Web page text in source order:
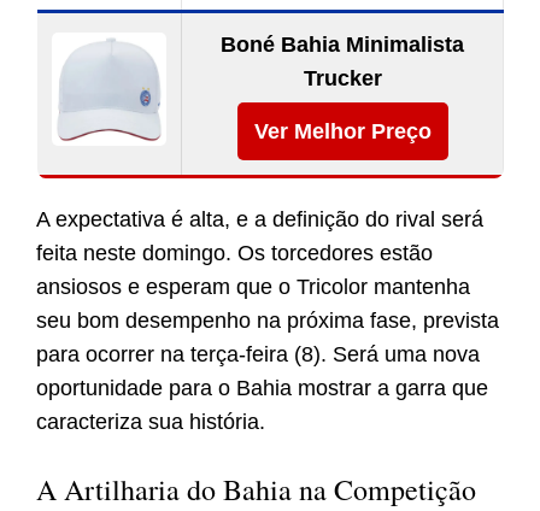
Boné Bahia Minimalista
Trucker
Ver Melhor Preço
A expectativa é alta, e a definição do rival será
feita neste domingo. Os torcedores estão
ansiosos e esperam que o Tricolor mantenha
seu bom desempenho na próxima fase, prevista
para ocorrer na terça-feira (8). Será uma nova
oportunidade para o Bahia mostrar a garra que
caracteriza sua história.
A Artilharia do Bahia na Competição